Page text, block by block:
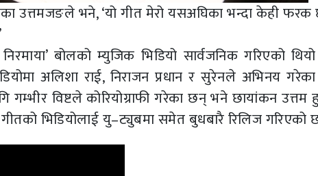
उत्तमजङले भने, ‘यो गीत मेरो यसअघिका भन्दा केही फरक
निरमाया’ बोलको म्युजिक भिडियो सार्वजनिक गरिएको
अलिशा राई, निराजन प्रधान र सुरेनले अभिनय
गम्भीर विष्टले कोरियोग्राफी गरेका छन् भने छायांकन उत्तम
भिडियोलाई यु–ट्युबमा समेत बुधबारै रिलिज गरिएको